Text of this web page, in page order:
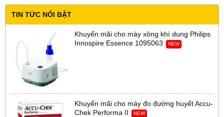
TIN TỨC NỔI BẬT
Khuyến mãi cho máy xông khí dung Philips
Innospire Essence 1095063
NEW
Khuyến mãi cho máy đo đường huyết Accu-
Chek Performa II
NEW